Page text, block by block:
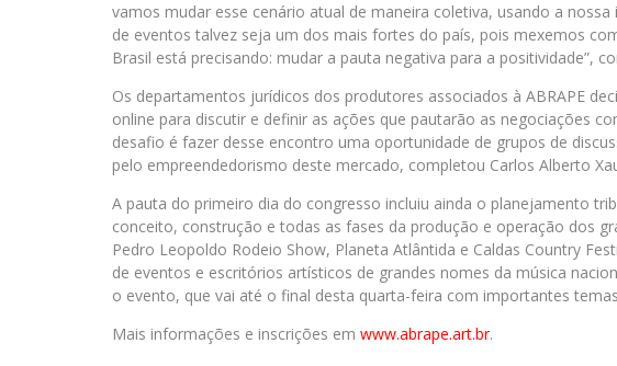
vamos mudar esse cenário atual de maneira coletiva, usando a
de eventos talvez seja um dos mais fortes do país, pois mexemos
Brasil está precisando: mudar a pauta negativa para a positividade”,
Os departamentos jurídicos dos produtores associados à ABRAPE
online para discutir e definir as ações que pautarão as negociações
desafio é fazer desse encontro uma oportunidade de grupos de
pelo empreendedorismo deste mercado, completou Carlos Alberto
A pauta do primeiro dia do congresso incluiu ainda o planejamento
conceito, construção e todas as fases da produção e operação dos
Pedro Leopoldo Rodeio Show, Planeta Atlântida e Caldas Country
de eventos e escritórios artísticos de grandes nomes da música
o evento, que vai até o final desta quarta-feira com importantes
Mais informações e inscrições em www.abrape.art.br.